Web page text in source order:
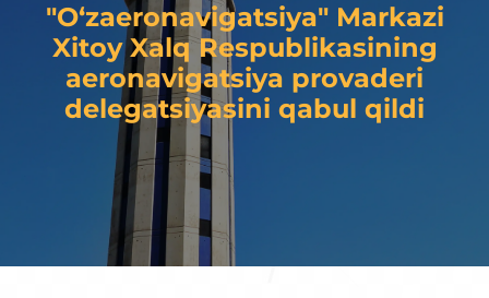
"O‘zaeronavigatsiya" Markazi
Xitoy Xalq Respublikasining
aeronavigatsiya provaderi
delegatsiyasini qabul qildi